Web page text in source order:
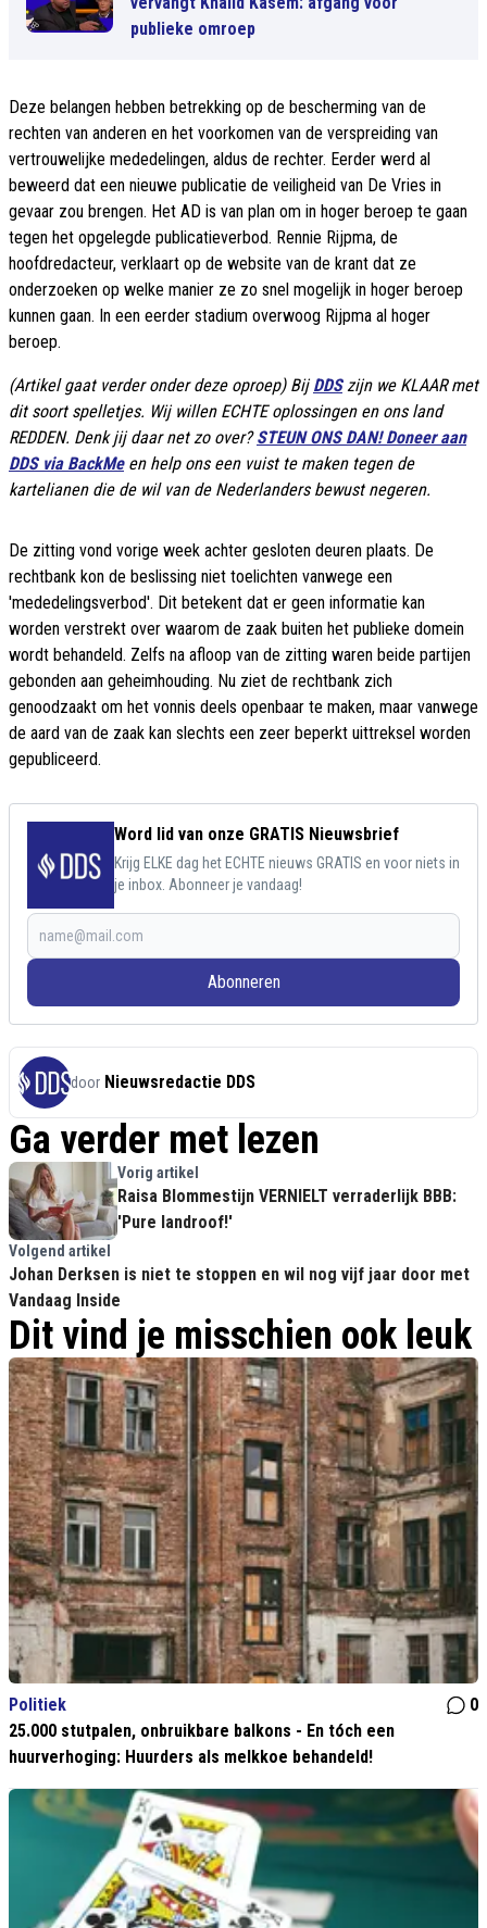
publieke omroep
Deze belangen hebben betrekking op de bescherming van de
rechten van anderen en het voorkomen van de verspreiding van
vertrouwelijke mededelingen, aldus de rechter. Eerder werd al
beweerd dat een nieuwe publicatie de veiligheid van De Vries in
gevaar zou brengen. Het AD is van plan om in hoger beroep te gaan
tegen het opgelegde publicatieverbod. Rennie Rijpma, de
hoofdredacteur, verklaart op de website van de krant dat ze
onderzoeken op welke manier ze zo snel mogelijk in hoger beroep
kunnen gaan. In een eerder stadium overwoog Rijpma al hoger
beroep.
(Artikel gaat verder onder deze oproep) Bij DDSzijn we KLAAR met
dit soort spelletjes. Wij willen ECHTE oplossingen en ons land
REDDEN. Denk jij daar net zo over?STEUN ONS DAN! Doneer aan
DDS via BackMeen help ons een vuist te maken tegen de
kartelianen die de wil van de Nederlanders bewust negeren.
De zitting vond vorige week achter gesloten deuren plaats. De
rechtbank kon de beslissing niet toelichten vanwege een
'mededelingsverbod'. Dit betekent dat er geen informatie kan
worden verstrekt over waarom de zaak buiten het publieke domein
wordt behandeld. Zelfs na afloop van de zitting waren beide partijen
gebonden aan geheimhouding. Nu ziet de rechtbank zich
genoodzaakt om het vonnis deels openbaar te maken, maar vanwege
de aard van de zaak kan slechts een zeer beperkt uittreksel worden
gepubliceerd.
Word lid van onze GRATIS Nieuwsbrief
Krijg ELKE dag het ECHTE nieuws GRATIS en voor niets in
je inbox. Abonneer je vandaag!
Abonneren
door Nieuwsredactie DDS
Ga verder met lezen
Vorig artikel
Raisa Blommestijn VERNIELT verraderlijk BBB:
'Pure landroof!'
Volgend artikel
Johan Derksen is niet te stoppen en wil nog vijf jaar door met
Vandaag Inside
Dit vind je misschien ook leuk
Politiek
0
25.000 stutpalen, onbruikbare balkons - En tóch een
huurverhoging: Huurders als melkkoe behandeld!